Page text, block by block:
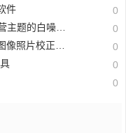
件 0
的白噪音软件 0
片校正工具 0
0
0